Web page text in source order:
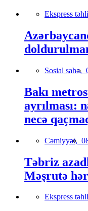
Ekspress
Sosial sahə,
Bakı
ayrılması:
necə
Cəmiyyət,
Təbriz
Məşrutə
Ekspress